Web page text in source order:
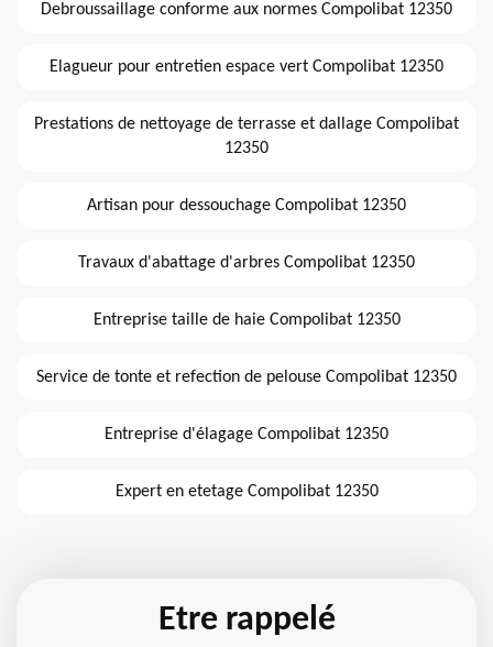
Debroussaillage conforme aux normes Compolibat 12350
Elagueur pour entretien espace vert Compolibat 12350
Prestations de nettoyage de terrasse et dallage Compolibat
12350
Artisan pour dessouchage Compolibat 12350
Travaux d'abattage d'arbres Compolibat 12350
Entreprise taille de haie Compolibat 12350
Service de tonte et refection de pelouse Compolibat 12350
Entreprise d'élagage Compolibat 12350
Expert en etetage Compolibat 12350
Etre rappelé